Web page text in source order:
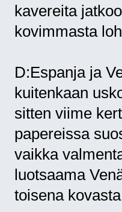
kavereita
kovimmasta
D:Espanja ja
kuitenkaan
sitten viime
papereissa
vaikka
luotsaama
toisena